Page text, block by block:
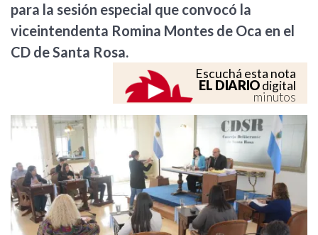
para la sesión especial que convocó la
viceintendenta Romina Montes de Oca en el
CD de Santa Rosa.
Escuchá esta nota
EL DIARIOdigital
minutos